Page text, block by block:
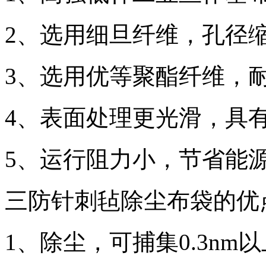
2、选用细旦纤维，孔径
3、选用优等聚酯纤维，
4、表面处理更光滑，具
5、运行阻力小，节省能
三防针刺毡除尘布袋的优
1、除尘，可捕集0.3nm